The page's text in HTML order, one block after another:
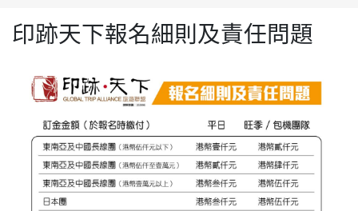
印跡天下報名細則及責任問題